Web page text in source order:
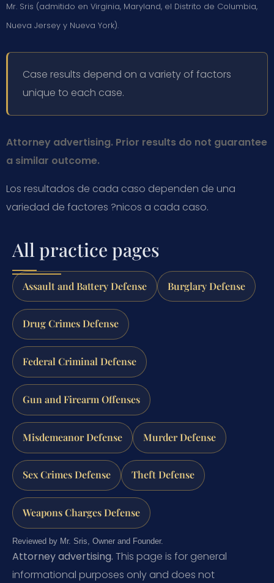
Mr. Sris (admitido en Virginia, Maryland, el Distrito de Columbia,
Nueva Jersey y Nueva York).
Case results depend on a variety of factors
unique to each case.
Attorney advertising. Prior results do not guarantee
a similar outcome.
Los resultados de cada caso dependen de una
variedad de factores ?nicos a cada caso.
All practice pages
Assault and Battery Defense Burglary Defense
Drug Crimes Defense
Federal Criminal Defense
Gun and Firearm Offenses
Misdemeanor Defense Murder Defense
Sex Crimes Defense Theft Defense
Weapons Charges Defense
Reviewed by Mr. Sris, Owner and Founder.
Attorney advertising. This page is for general
informational purposes only and does not